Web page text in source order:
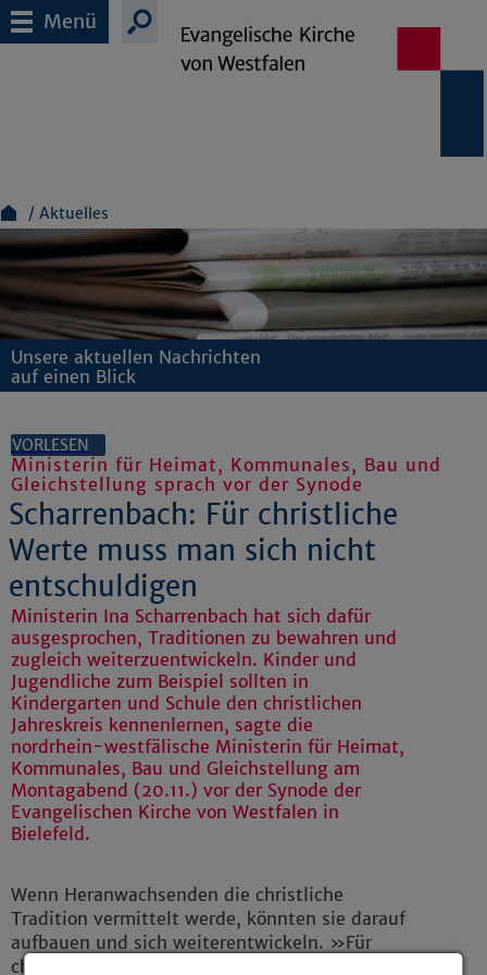
Menü
Aktuelles
Unsere aktuellen Nachrichten
auf einen Blick
VORLESEN
Ministerin für Heimat, Kommunales, Bau und
Gleichstellung sprach vor der Synode
Scharrenbach: Für christliche
Werte muss man sich nicht
entschuldigen
Ministerin Ina Scharrenbach hat sich dafür
ausgesprochen, Traditionen zu bewahren und
zugleich weiterzuentwickeln. Kinder und
Jugendliche zum Beispiel sollten in
Kindergarten und Schule den christlichen
Jahreskreis kennenlernen, sagte die
nordrhein-westfälische Ministerin für Heimat,
Kommunales, Bau und Gleichstellung am
Montagabend (20.11.) vor der Synode der
Evangelischen Kirche von Westfalen in
Bielefeld.
Wenn Heranwachsenden die christliche
Tradition vermittelt werde, könnten sie darauf
aufbauen und sich weiterentwickeln. »Für
christliche Entwicklungen und Werte muss